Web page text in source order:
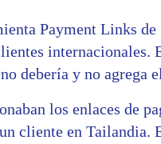
Payment Links
internacionales.
debería y no agrega
los enlaces de
cliente en Tailandia.